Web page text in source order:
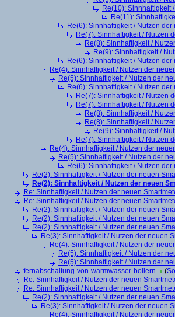
Re(10): Sinnhaftigkeit
Re(11):
Re(6): Sinnhaftigkeit / Nutzen der
Re(7): Sinnhaftigkeit / Nutzen
Re(8): Sinnhaftigkeit /
Re(9): Sinnhaftigkeit /
Re(6): Sinnhaftigkeit / Nutzen der
Re(4): Sinnhaftigkeit / Nutzen der
Re(5): Sinnhaftigkeit / Nutzen der
Re(6): Sinnhaftigkeit / Nutzen der
Re(7): Sinnhaftigkeit / Nutzen
Re(7): Sinnhaftigkeit / Nutzen
Re(8): Sinnhaftigkeit /
Re(8): Sinnhaftigkeit /
Re(9): Sinnhaftigkeit /
Re(7): Sinnhaftigkeit / Nutzen
Re(4): Sinnhaftigkeit / Nutzen der
Re(5): Sinnhaftigkeit / Nutzen der
Re(6): Sinnhaftigkeit / Nutzen der
Re(2): Sinnhaftigkeit / Nutzen der neuen
Re(2): Sinnhaftigkeit / Nutzen der neuen
Re: Sinnhaftigkeit / Nutzen der neuen
Re: Sinnhaftigkeit / Nutzen der neuen
Re(2): Sinnhaftigkeit / Nutzen der neuen
Re(2): Sinnhaftigkeit / Nutzen der neuen
Re(2): Sinnhaftigkeit / Nutzen der neuen
Re(3): Sinnhaftigkeit / Nutzen der neuen
Re(4): Sinnhaftigkeit / Nutzen der
Re(5): Sinnhaftigkeit / Nutzen der
Re(5): Sinnhaftigkeit / Nutzen der
fernabschaltung-von-warmwasser-boilern
(
Re: Sinnhaftigkeit / Nutzen der neuen
Re: Sinnhaftigkeit / Nutzen der neuen
Re(2): Sinnhaftigkeit / Nutzen der neuen
Re(3): Sinnhaftigkeit / Nutzen der neuen
Re(4): Sinnhaftigkeit / Nutzen der